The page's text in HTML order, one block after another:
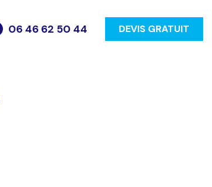
DEVIS GRATUIT
06 46 62 50 44